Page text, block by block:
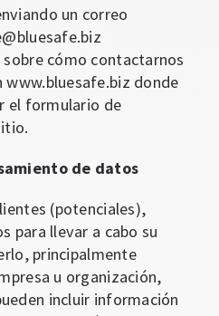
un correo
cómo contactarnos
www.bluesafe.biz donde
el formulario de
de datos
(potenciales),
para llevar a cabo su
principalmente
u organización,
incluir información